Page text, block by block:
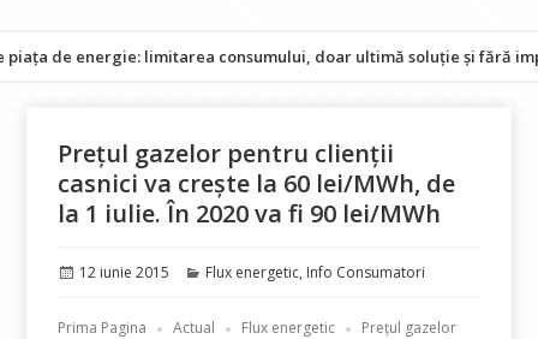
energie: limitarea consumului, doar ultimă soluție și fără impact
Preţul gazelor pentru clienţii
casnici va creşte la 60 lei/MWh, de
la 1 iulie. În 2020 va fi 90 lei/MWh
Publicat
12 iunie 2015 Categorii
Flux energetic, Info Consumatori
Prima Pagina Actual Flux energetic
Preţul gazelor